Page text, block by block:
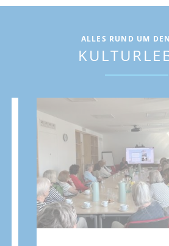
ALLES RUND UM